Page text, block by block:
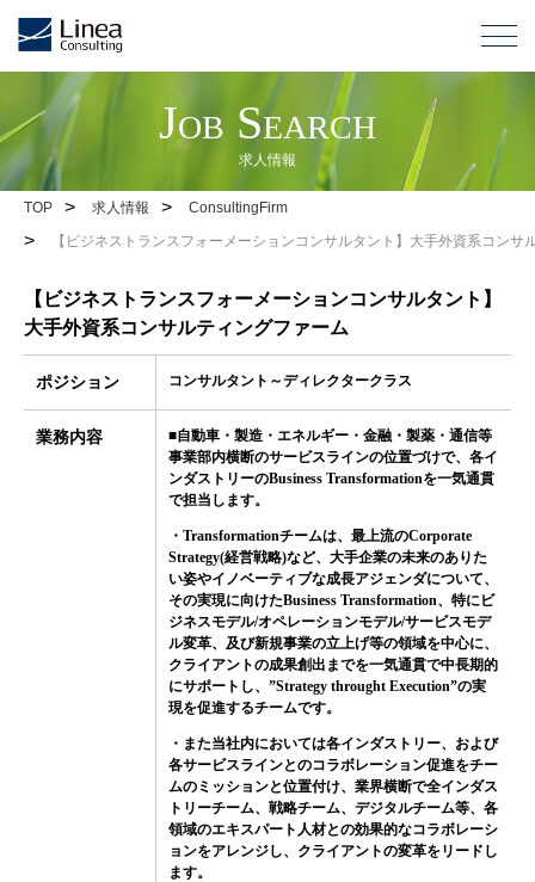
Job Search
求人情報
TOP > 求人情報 > ConsultingFirm
> 【ビジネストランスフォーメーションコンサルタント】大手外資系コンサ
【ビジネストランスフォーメーションコンサルタント】
大手外資系コンサルティングファーム
ポジション コンサルタント～ディレクタークラス
業務内容
■自動車・製造・エネルギー・金融・製薬・通信等
事業部内横断のサービスラインの位置づけで、各イ
ンダストリーのBusiness Transformationを一気通貫
で担当します。
・Transformationチームは、最上流のCorporate
Strategy(経営戦略)など、大手企業の未来のありた
い姿やイノベーティブな成長アジェンダについて、
その実現に向けたBusiness Transformation、特にビ
ジネスモデル/オペレーションモデル/サービスモデ
ル変革、及び新規事業の立上げ等の領域を中心に、
クライアントの成果創出までを一気通貫で中長期的
にサポートし、”Strategy throught Execution”の実
現を促進するチームです。
・また当社内においては各インダストリー、および
各サービスラインとのコラボレーション促進をチー
ムのミッションと位置付け、業界横断で全インダス
トリーチーム、戦略チーム、デジタルチーム等、各
領域のエキスパート人材との効果的なコラボレーシ
ョンをアレンジし、クライアントの変革をリードし
ます。